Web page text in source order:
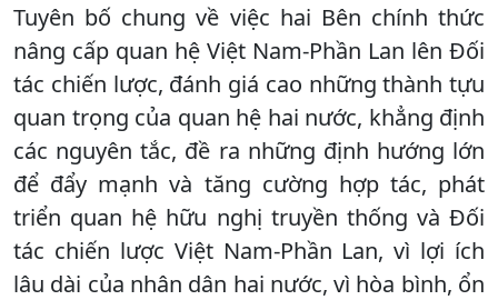
Tuyên bố chung về việc hai Bên chính thức
nâng cấp quan hệ Việt Nam-Phần Lan lên Đối
tác chiến lược, đánh giá cao những thành tựu
quan trọng của quan hệ hai nước, khẳng định
các nguyên tắc, đề ra những định hướng lớn
để đẩy mạnh và tăng cường hợp tác, phát
triển quan hệ hữu nghị truyền thống và Đối
tác chiến lược Việt Nam-Phần Lan, vì lợi ích
lâu dài của nhân dân hai nước, vì hòa bình, ổn